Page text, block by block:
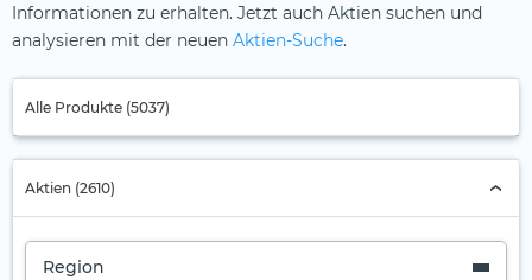
Informationen zu erhalten. Jetzt auch Aktien suchen und
analysieren mit der neuen Aktien-Suche.
Alle Produkte (5037)
Aktien (2610)
Region